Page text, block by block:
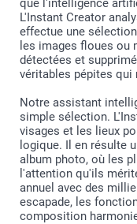
Dans l’outil de
automatique
sont placées
par ordre
orientation
Vérifiez si les
cadrées, si vous
touche, c’est le
Vous pouvez
changer de
que l'intelligence
L'Instant Creator
effectue une
les images floues ou
détectées et
véritables pépites
Notre assistant
simple sélection.
visages et les lieux
logique. Il en résulte
album photo, où les
l'attention qu'ils
annuel avec des
escapade, les
composition